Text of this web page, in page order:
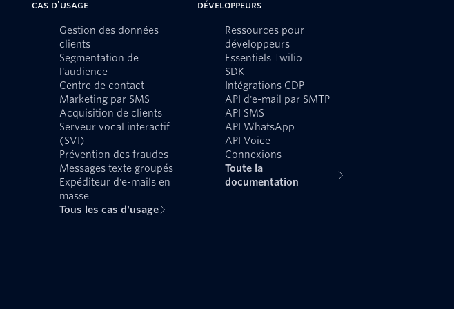
Cas d'usage
Gestion des données
clients
Segmentation de
l'audience
Centre de contact
Marketing par SMS
Acquisition de clients
Serveur vocal interactif
(SVI)
Prévention des fraudes
Messages texte groupés
Expéditeur d'e-mails en
masse
Tous les cas d'usage
Développeurs
Ressources pour
développeurs
Essentiels Twilio
SDK
Intégrations CDP
API d'e-mail par SMTP
API SMS
API WhatsApp
API Voice
Connexions
Toute la
documentation